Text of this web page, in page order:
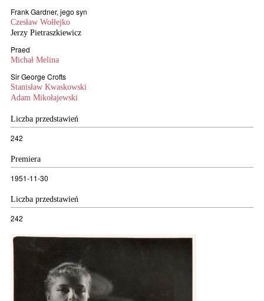
Frank Gardner, jego syn
Czesław Wołłejko
Jerzy Pietraszkiewicz
Praed
Michał Melina
Sir George Crofts
Stanisław Kwaskowski
Adam Mikołajewski
Liczba przedstawień
242
Premiera
1951-11-30
Liczba przedstawień
242